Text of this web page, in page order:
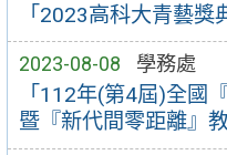
「2023高科大青藝獎
2023-08-08 學務處
「112年(第4屆)全國
暨『新代間零距離』